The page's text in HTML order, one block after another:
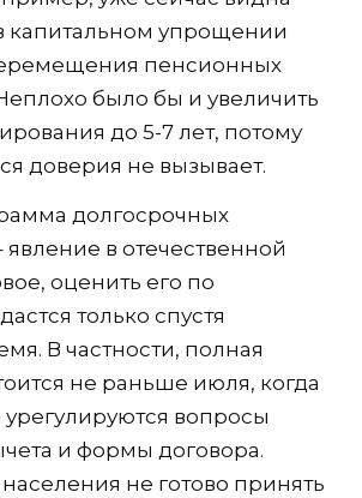
капитальном упрощении
пенсионных
было бы и увеличить
до 5-7 лет, потому
доверия не вызывает.
долгосрочных
в отечественной
оценить его по
только спустя
В частности, полная
не раньше июля, когда
вопросы
и формы договора.
не готово принять